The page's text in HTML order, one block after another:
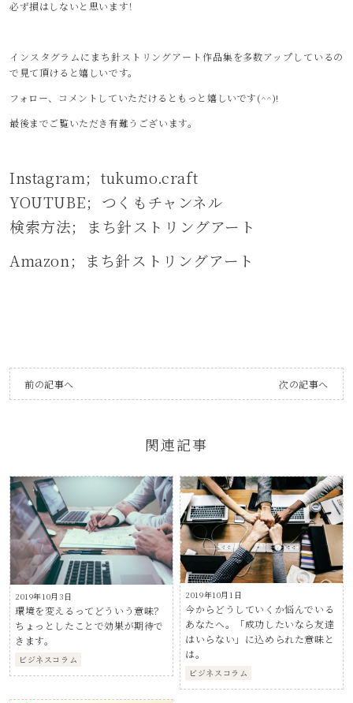
必ず損はしないと思います！
インスタグラムにまち針ストリングアート作品集を多数アップしているの
で見て頂けると嬉しいです。
フォロー、コメントしていただけるともっと嬉しいです(^^)!
最後までご覧いただき有難うございます。
Instagram；tukumo.craft
YOUTUBE； つくもチャンネル
検索方法；
まち針ストリングアート
Amazon；
まち針ストリングアート
前の記事へ 次の記事へ
関連記事
2019年10月3日
環境を変えるってどういう意味？
ちょっとしたことで効果が期待で
きます。
ビジネスコラム
2019年10月1日
今からどうしていくか悩んでいる
あなたへ。「成功したいなら友達
はいらない」に込められた意味と
は。
ビジネスコラム